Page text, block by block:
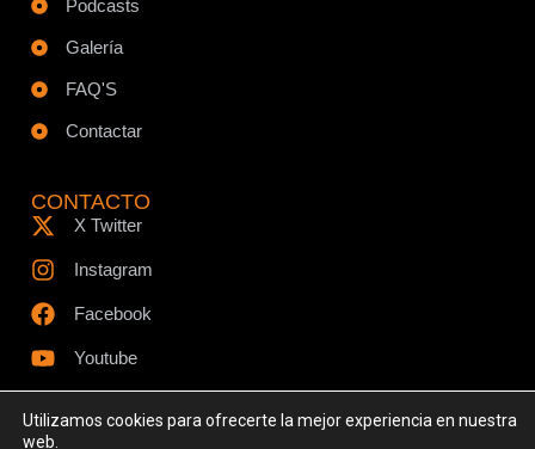
Podcasts
Galería
FAQ'S
Contactar
CONTACTO
X Twitter
Instagram
Facebook
Youtube
Utilizamos cookies para ofrecerte la mejor experiencia en nuestra
web.